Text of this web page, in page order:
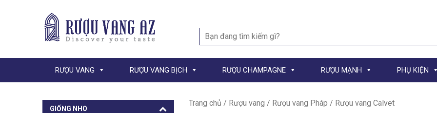
Search
for:
RƯỢU VANG RƯỢU VANG BỊCH RƯỢU CHAMPAGNE RƯỢU MẠNH PHỤ KIỆN
GIỐNG NHO
Trang chủ / Rượu vang / Rượu vang Pháp / Rượu vang Calvet